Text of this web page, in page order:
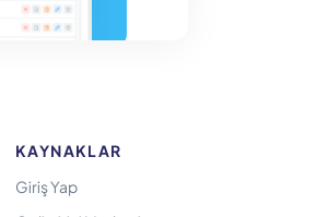
KAYNAKLAR
Giriş Yap